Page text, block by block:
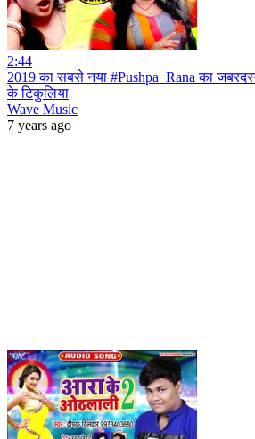
2:44
2019 का सबसे नया #Pushpa_Rana का
के टिकुलिया
Wave Music
7 years ago